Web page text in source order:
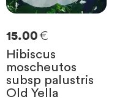
15.00€
Hibiscus
moscheutos
subsp palustris
Old Yella